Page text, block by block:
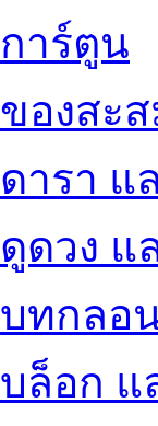
การ์ตูน
ของสะ
ดารา แ
ดูดวง แ
บทกลอ
บล็อก แ